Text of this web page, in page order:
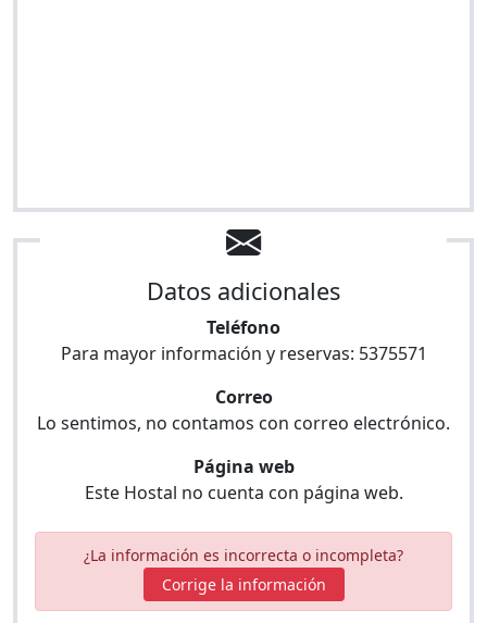
Datos adicionales
Teléfono
Para mayor información y reservas: 5375571
Correo
Lo sentimos, no contamos con correo electrónico.
Página web
Este Hostal no cuenta con página web.
¿La información es incorrecta o incompleta?
Corrige la información